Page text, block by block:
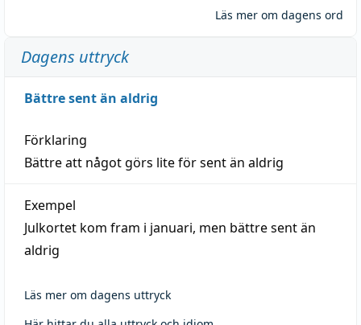
Läs mer om dagens ord
Dagens uttryck
Bättre sent än aldrig
Förklaring
Bättre att något görs lite för sent än aldrig
Exempel
Julkortet kom fram i januari, men bättre sent än
aldrig
Läs mer om dagens uttryck